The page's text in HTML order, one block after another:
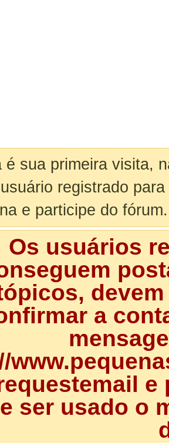
é sua primeira visita,
registrado
e participe do fórum.
Os usuários
a
ser usado o